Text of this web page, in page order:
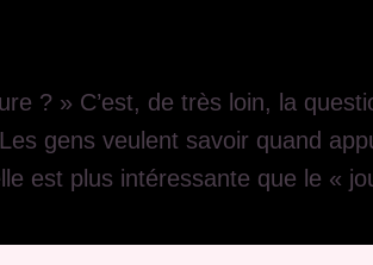
? » C’est, de très loin, la
gens veulent savoir quand
est plus intéressante que le «